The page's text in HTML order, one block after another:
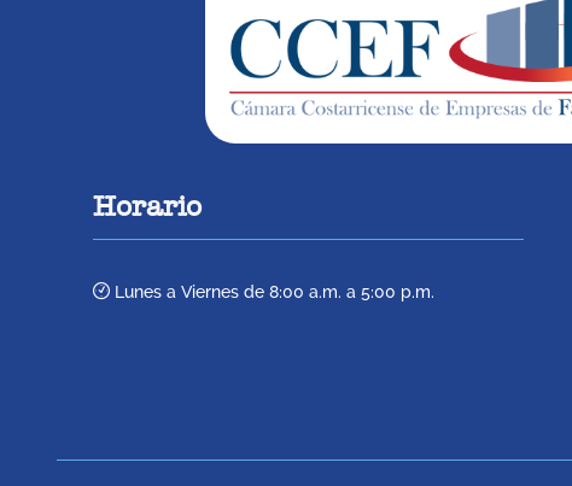
Horario
Lunes a Viernes de 8:00 a.m. a 5:00 p.m.